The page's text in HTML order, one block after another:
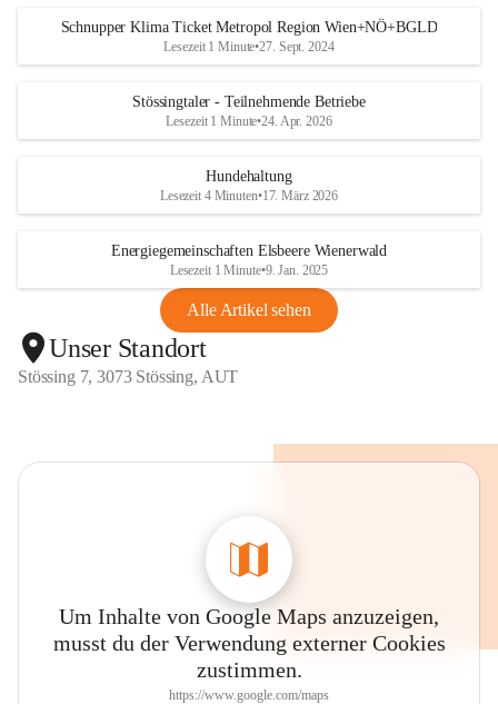
Schnupper Klima Ticket Metropol Region Wien+NÖ+BGLD
Lesezeit 1 Minute•27. Sept. 2024
Stössingtaler - Teilnehmende Betriebe
Lesezeit 1 Minute•24. Apr. 2026
Hundehaltung
Lesezeit 4 Minuten•17. März 2026
Energiegemeinschaften Elsbeere Wienerwald
Lesezeit 1 Minute•9. Jan. 2025
Alle Artikel sehen
Unser Standort
Stössing 7, 3073 Stössing, AUT
Um Inhalte von Google Maps anzuzeigen,
musst du der Verwendung externer Cookies
zustimmen.
https://www.google.com/maps